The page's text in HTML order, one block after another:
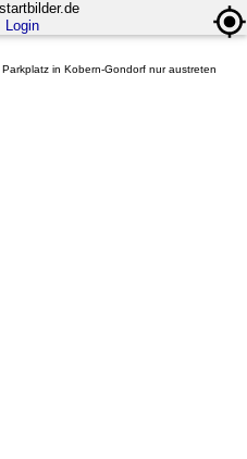
Login
in Kobern-Gondorf nur austreten